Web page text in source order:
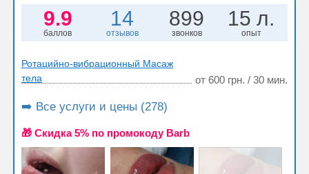
9.9
баллов
14
отзывов
899
звонков
15 л.
опыт
Ротацийно-вибрационный Масаж
тела
от 600 грн. / 30 мин.
➡️ Все услуги и цены (278)
🎁 Cкидка 5% по промокоду Barb